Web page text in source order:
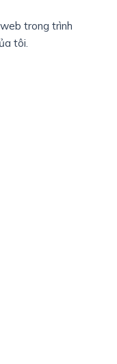
trong trình
tôi.